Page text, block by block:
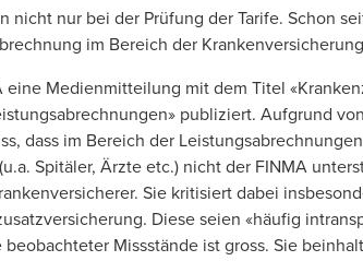
nicht nur bei der Prüfung der Tarife. Schon
im Bereich der
eine Medienmitteilung mit dem Titel
publiziert. Aufgrund
dass im Bereich der
Spitäler, Ärzte etc.) nicht der FINMA
Sie kritisiert dabei
Diese seien «häufig
Missstände ist gross. Sie